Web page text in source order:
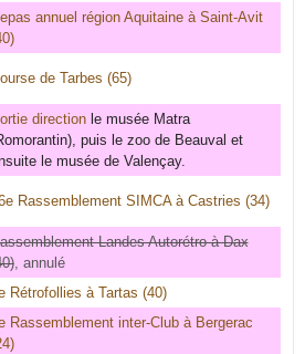
annuel région Aquitaine à Saint-Avit
de Tarbes (65)
direction le musée Matra
puis le zoo de Beauval et
le musée de Valençay.
Rassemblement SIMCA à Castries (34)
Landes Autorétro à Dax
, annulé
Rétrofollies à Tartas (40)
Rassemblement inter-Club à Bergerac